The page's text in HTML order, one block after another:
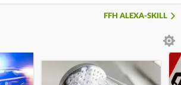
FFH ALEXA-SKILL